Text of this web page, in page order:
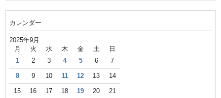
カレンダー
2025年9月
月 火 水 木 金 土 日
1 2 3 4 5 6 7
8 9 10 11 12 13 14
15 16 17 18 19 20 21